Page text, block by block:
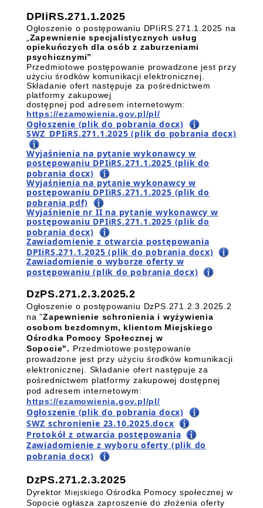
DPIiRS.271.1.2025
Ogłoszenie o postępowaniu DPIiRS.271.1.2025 na
Zapewnienie specjalistycznych usług
opiekuńczych dla osób z zaburzeniami
psychicznymi”
Przedmiotowe postępowanie prowadzone jest przy
użyciu środków komunikacji elektronicznej.
Składanie ofert następuje za pośrednictwem
platformy zakupowej
dostępnej pod adresem internetowym:
https://ezamowienia.gov.pl/pl/
Ogłoszenie (plik do pobrania docx)
SWZ_DPIiRS.271.1.2025 (plik do pobrania docx)
Wyjaśnienia na pytanie wykonawcy w
postępowaniu DPIiRS.271.1.2025 (plik do
pobrania docx)
Wyjaśnienia na pytanie wykonawcy w
postępowaniu DPIiRS.271.1.2025 (plik do
pobrania pdf)
Wyjaśnienie nr II na pytanie wykonawcy w
postępowaniu DPIiRS.271.1.2025 (plik do
pobrania docx)
Zawiadomienie z otwarcia postępowania
DPIiRS.271.1.2025 (plik do pobrania docx)
Zawiadomienie o wyborze oferty w
postępowaniu (plik do pobrania docx)
DzPS.271.2.3.2025.2
Ogłoszenie o postępowaniu DzPS.271.2.3.2025.2
na ”Zapewnienie schronienia i wyżywienia
osobom bezdomnym, klientom Miejskiego
Ośrodka Pomocy Społecznej w
Sopocie". Przedmiotowe postępowanie
prowadzone jest przy użyciu środków komunikacji
elektronicznej. Składanie ofert następuje za
pośrednictwem platformy zakupowej dostępnej
pod adresem internetowym:
https://ezamowienia.gov.pl/pl/
Ogłoszenie (plik do pobrania docx)
SWZ schronienie 23.10.2025.docx
Protokół z otwarcia postępowania
Zawiadomienie z wyboru oferty (plik do
pobrania docx)
DzPS.271.2.3.2025
Dyrektor Miejskiego Ośrodka Pomocy społecznej w
Sopocie ogłasza zaproszenie do złożenia oferty